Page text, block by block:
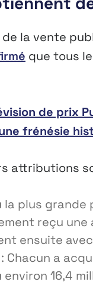
la vente
que tous
de prix
frénésie
attributions
la plus grande
reçu
ensuite
Chacun a
environ 16,4